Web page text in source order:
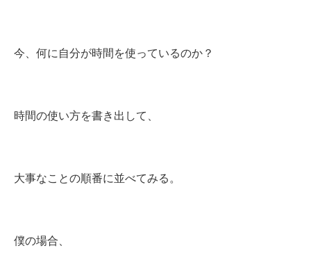
今、何に自分が時間を使っているのか？
時間の使い方を書き出して、
大事なことの順番に並べてみる。
僕の場合、